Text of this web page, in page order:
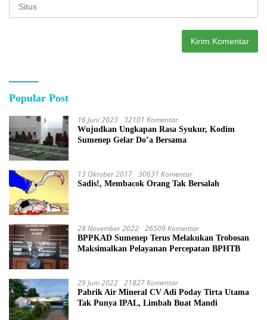
Popular Post
16 Juni 2023 32101 Komentar
Wujudkan Ungkapan Rasa Syukur, Kodim
Sumenep Gelar Do’a Bersama
13 Oktober 2017 30631 Komentar
Sadis!, Membacok Orang Tak Bersalah
28 November 2022 26509 Komentar
BPPKAD Sumenep Terus Melakukan Trobosan
Maksimalkan Pelayanan Percepatan BPHTB
29 Juni 2022 21827 Komentar
Pabrik Air Mineral CV Adi Poday Tirta Utama
Tak Punya IPAL, Limbah Buat Mandi